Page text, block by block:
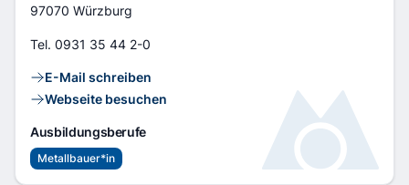
97070 Würzburg
Tel. 0931 35 44 2-0
Kontaktlinks
E-Mail schreiben
Webseite besuchen
Ausbildungsberufe
Metallbauer*in